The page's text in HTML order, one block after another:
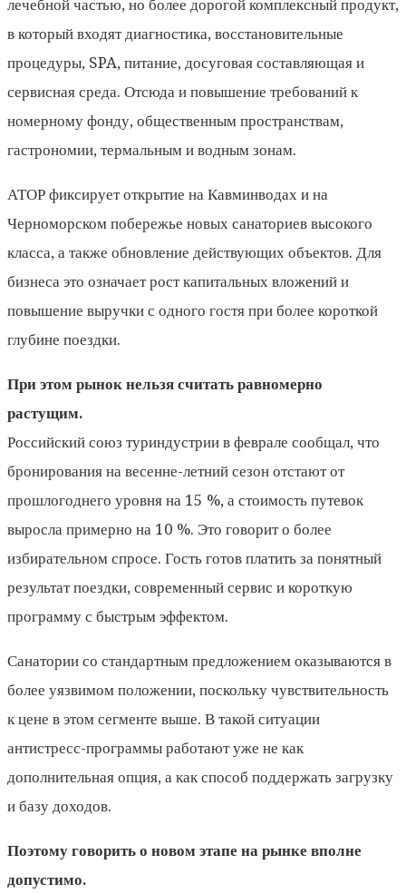
лечебной частью, но более дорогой комплексный продукт,
в который входят диагностика, восстановительные
процедуры, SPA, питание, досуговая составляющая и
сервисная среда. Отсюда и повышение требований к
номерному фонду, общественным пространствам,
гастрономии, термальным и водным зонам.
АТОР фиксирует открытие на Кавминводах и на
Черноморском побережье новых санаториев высокого
класса, а также обновление действующих объектов. Для
бизнеса это означает рост капитальных вложений и
повышение выручки с одного гостя при более короткой
глубине поездки.
При этом рынок нельзя считать равномерно
растущим.
Российский союз туриндустрии в феврале сообщал, что
бронирования на весенне-летний сезон отстают от
прошлогоднего уровня на 15 %, а стоимость путевок
выросла примерно на 10 %. Это говорит о более
избирательном спросе. Гость готов платить за понятный
результат поездки, современный сервис и короткую
программу с быстрым эффектом.
Санатории со стандартным предложением оказываются в
более уязвимом положении, поскольку чувствительность
к цене в этом сегменте выше. В такой ситуации
антистресс-программы работают уже не как
дополнительная опция, а как способ поддержать загрузку
и базу доходов.
Поэтому говорить о новом этапе на рынке вполне
допустимо.